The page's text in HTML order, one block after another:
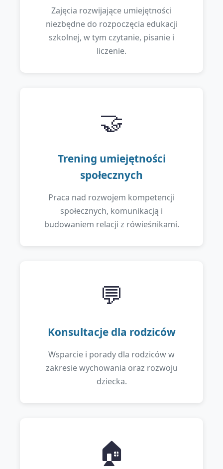
Zajęcia rozwijające umiejętności
niezbędne do rozpoczęcia edukacji
szkolnej, w tym czytanie, pisanie i
liczenie.
🤝
Trening umiejętności
społecznych
Praca nad rozwojem kompetencji
społecznych, komunikacją i
budowaniem relacji z rówieśnikami.
💬
Konsultacje dla rodziców
Wsparcie i porady dla rodziców w
zakresie wychowania oraz rozwoju
dziecka.
🏠